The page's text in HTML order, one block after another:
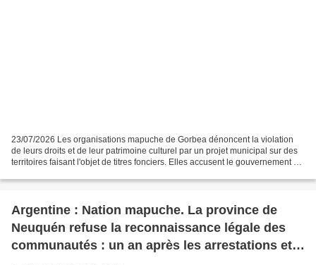
23/07/2026 Les organisations mapuche de Gorbea dénoncent la violation
de leurs droits et de leur patrimoine culturel par un projet municipal sur des
territoires faisant l'objet de titres fonciers. Elles accusent le gouvernement de
Argentine : Nation mapuche. La province de
Neuquén refuse la reconnaissance légale des
communautés : un an après les arrestations et